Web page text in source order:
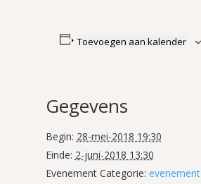
Toevoegen aan kalender
Gegevens
Begin: 28-mei-2018 19:30
Einde: 2-juni-2018 13:30
Evenement Categorie: evenement